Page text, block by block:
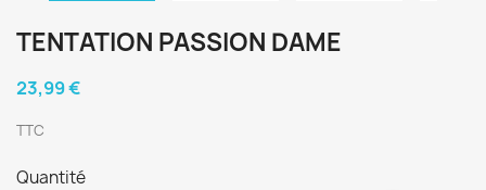
TENTATION PASSION DAME
23,99 €
TTC
Quantité